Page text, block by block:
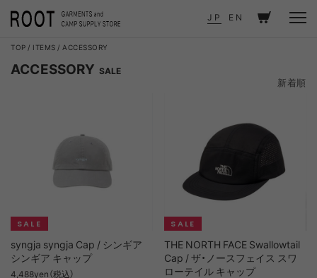
JP EN
TOP ITEMS ACCESSORY
ACCESSORY SALE
新着順
価格が高い順
syngja syngja Cap / シンギア
シンギア キャップ
4,488yen（税込）
THE NORTH FACE Swallowtail
Cap / ザ・ノースフェイス スワ
ローテイル キャップ